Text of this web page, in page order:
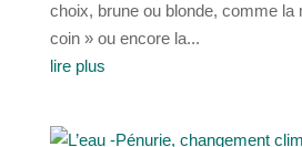
choix, brune ou blonde, comme la
coin » ou encore la...
lire plus